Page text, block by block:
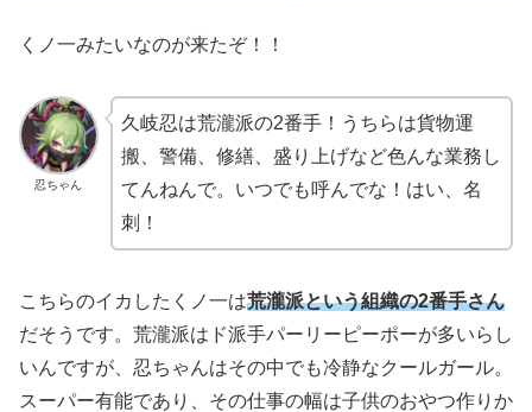
くノ一みたいなのが来たぞ！！
忍ちゃん
久岐忍は荒瀧派の2番手！うちらは貨物運
搬、警備、修繕、盛り上げなど色んな業務し
てんねんで。いつでも呼んでな！はい、名
刺！
こちらのイカしたくノ一は荒瀧派という組織の2番手さん
だそうです。荒瀧派はド派手パーリーピーポーが多いらし
いんですが、忍ちゃんはその中でも冷静なクールガール。
スーパー有能であり、その仕事の幅は子供のおやつ作りか